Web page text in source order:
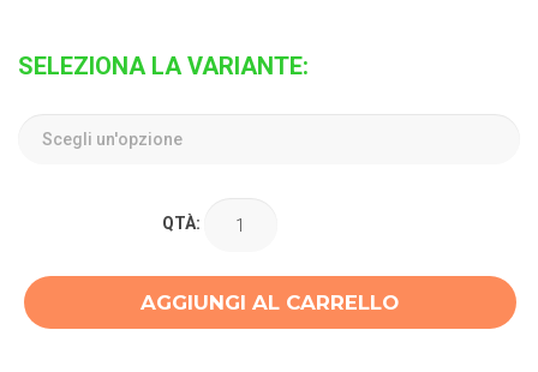
SELEZIONA LA VARIANTE:
QTÀ:
AGGIUNGI AL CARRELLO